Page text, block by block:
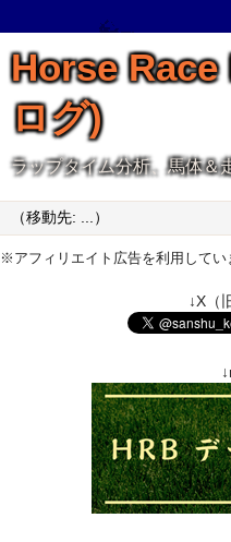
Horse
ログ)
ラップタイム分析、馬体＆
※アフィリエイト広告を利用してい
↓X（